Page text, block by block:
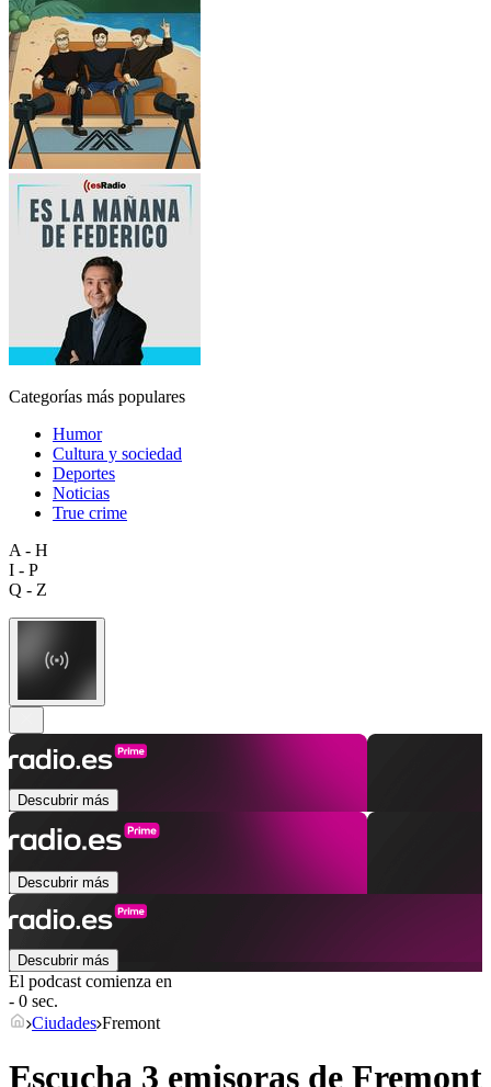
Categorías más populares
Humor
Cultura y sociedad
Deportes
Noticias
True crime
A - H
I - P
Q - Z
Descubrir más
Descubrir más
Descubrir más
El podcast comienza en
- 0 sec.
Ciudades Fremont
Escucha 3 emisoras de Fremont